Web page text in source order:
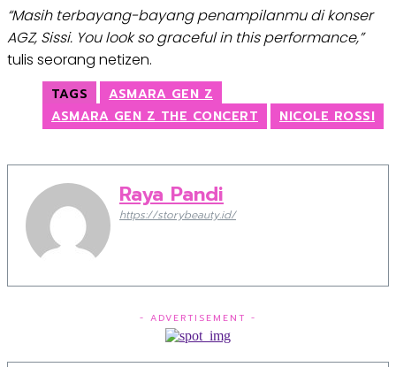
“Masih terbayang-bayang penampilanmu di konser
AGZ, Sissi. You look so graceful in this performance,”
tulis seorang netizen.
TAGS
ASMARA GEN Z
ASMARA GEN Z THE CONCERT
NICOLE ROSSI
Raya Pandi
https://storybeauty.id/
- ADVERTISEMENT -